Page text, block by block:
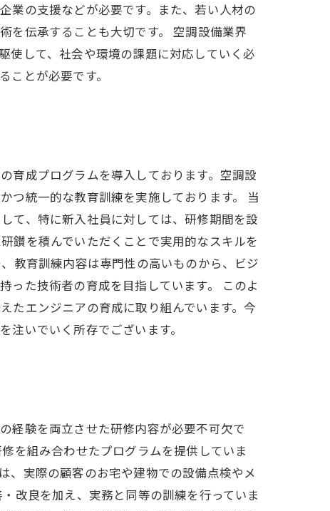
業の支援などが必要です。また、若い人材の
を伝承することも大切です。 空調設備業界
使して、社会や環境の課題に対応していく必
とが必要です。
育成プログラムを導入しております。空調設
つ統一的な教育訓練を実施しております。 当
て、特に新入社員に対しては、研修期間を設
鑚を積んでいただくことで実用的なスキルを
教育訓練内容は専門性の高いものから、ビジ
った技術者の育成を目指しています。 このよ
たエンジニアの育成に取り組んでいます。今
いでいく所存でございます。
経験を両立させた研修内容が必要不可欠で
を組み合わせたプログラムを提供していま
、実際の顧客のお宅や建物での設備点検やメ
改良を加え、実務と同等の訓練を行っていま